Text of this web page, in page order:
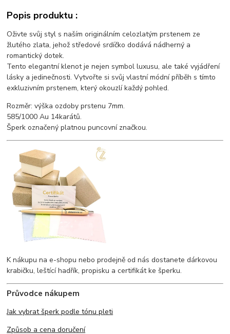
Popis produktu :
Oživte svůj styl s naším originálním celozlatým prstenem ze
žlutého zlata, jehož středové srdíčko dodává nádherný a
romantický dotek.
Tento elegantní klenot je nejen symbol luxusu, ale také vyjádření
lásky a jedinečnosti. Vytvořte si svůj vlastní módní příběh s tímto
exkluzivním prstenem, který okouzlí každý pohled.
Rozměr: výška ozdoby prstenu 7mm.
585/1000 Au 14karátů.
Šperk označený platnou puncovní značkou.
K nákupu na e-shopu nebo prodejně od nás dostanete dárkovou
krabičku, leštící hadřík, propisku a certifikát ke šperku.
Průvodce nákupem
Jak vybrat šperk podle tónu pleti
Způsob a cena doručení